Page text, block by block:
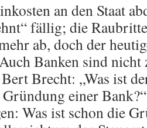
an den Staat
fällig; die
ab, doch der
Banken sind
Brecht: „Was ist
einer
Was ist schon die